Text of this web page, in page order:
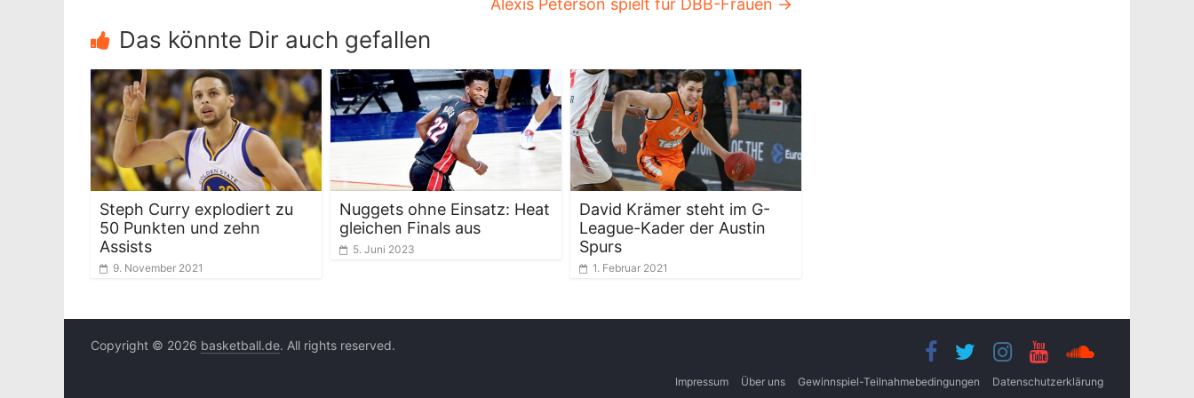
Alexis Peterson spielt für DBB-Frauen →
Das könnte Dir auch gefallen
Steph Curry explodiert zu
50 Punkten und zehn
Assists
9. November 2021
Nuggets ohne Einsatz: Heat
gleichen Finals aus
5. Juni 2023
David Krämer steht im G-
League-Kader der Austin
Spurs
1. Februar 2021
Impressum Über uns Gewinnspiel-Teilnahmebedingungen Datenschutzerklärung
Copyright © 2026 basketball.de. All rights reserved.